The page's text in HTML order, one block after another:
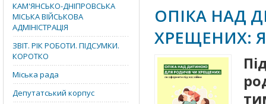
КАМ'ЯНСЬКО-ДНІПРОВСЬКА
МІСЬКА ВІЙСЬКОВА
АДМІНІСТРАЦІЯ
ЗВІТ. РІК РОБОТИ. ПІДСУМКИ.
КОРОТКО
Міська рада
Депутатський корпус
ОПІКА НАД
ХРЕЩЕНИХ: